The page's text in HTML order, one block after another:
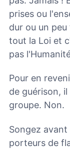
prises ou
dur ou un
tout la Loi et
pas
Pour en
de guérison,
groupe. Non.
Songez
porteurs de